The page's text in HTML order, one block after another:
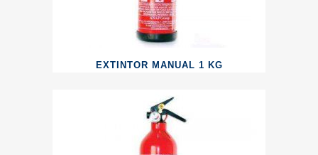
EXTINTOR MANUAL 1 KG